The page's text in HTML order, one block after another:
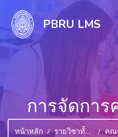
PBRU LMS
การจัดกา
หน้าหลัก รายวิชาทั้งหมด คณะวิท